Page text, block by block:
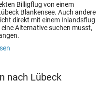
Billigflug von einem
Blankensee. Auch andere
direkt mit einem Inlandsflug
Alternative suchen musst,
nach Lübeck